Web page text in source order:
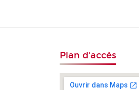
Plan d'accès